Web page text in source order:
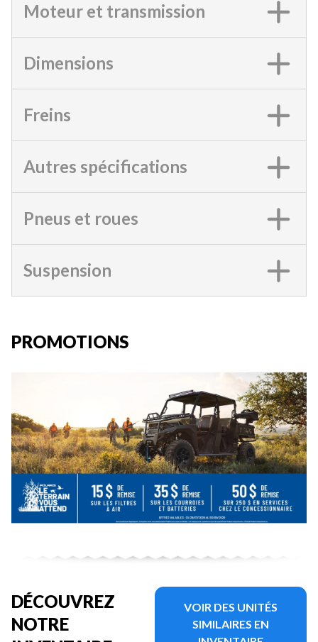
Moteur et transmission
Dimensions
Freins
Autres spécifications
Pneus et roues
Suspension
PROMOTIONS
DÉCOUVREZ
NOTRE
VOIR DES UNITÉS
SIMILAIRES EN